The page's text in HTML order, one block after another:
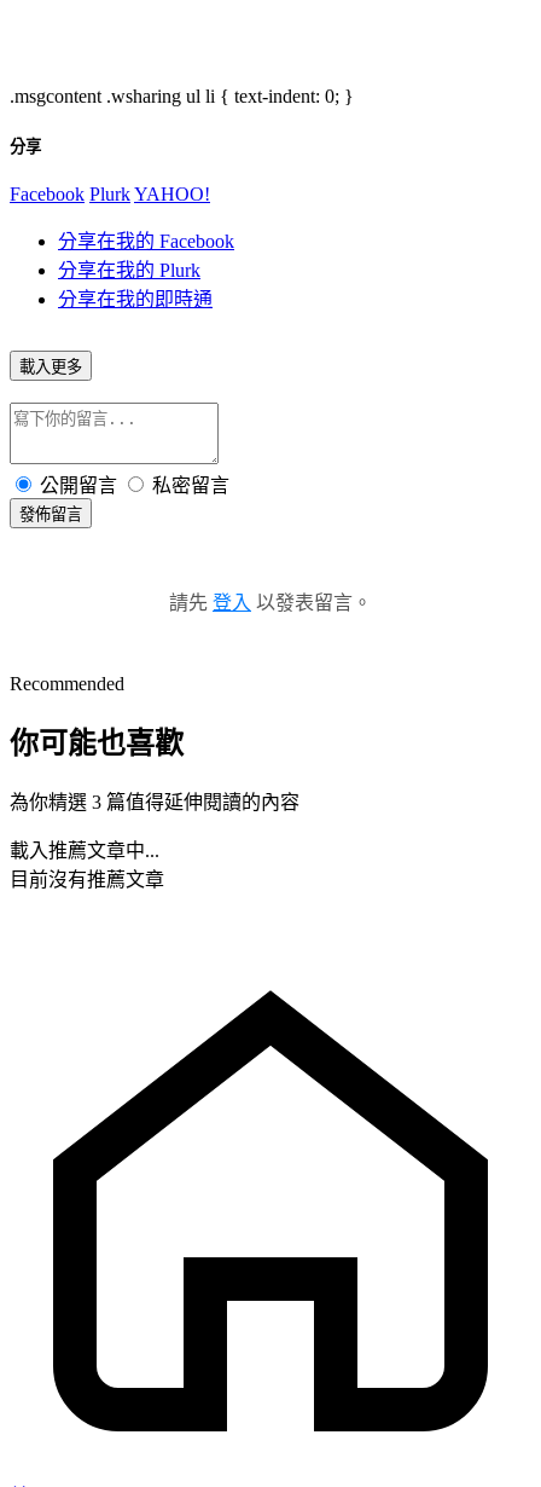
.msgcontent .wsharing ul li { text-indent: 0; }
分享
Facebook PlurkYAHOO!
分享在我的 Facebook
分享在我的 Plurk
分享在我的即時通
載入更多
公開留言 私密留言
發佈留言
請先 登入 以發表留言。
Recommended
你可能也喜歡
為你精選 3 篇值得延伸閱讀的內容
載入推薦文章中...
目前沒有推薦文章